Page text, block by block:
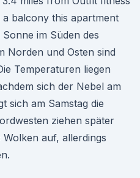
balcony this apartment
im Süden des
Norden und Osten sind
Temperaturen liegen
sich der Nebel am
sich am Samstag die
ziehen später
auf, allerdings